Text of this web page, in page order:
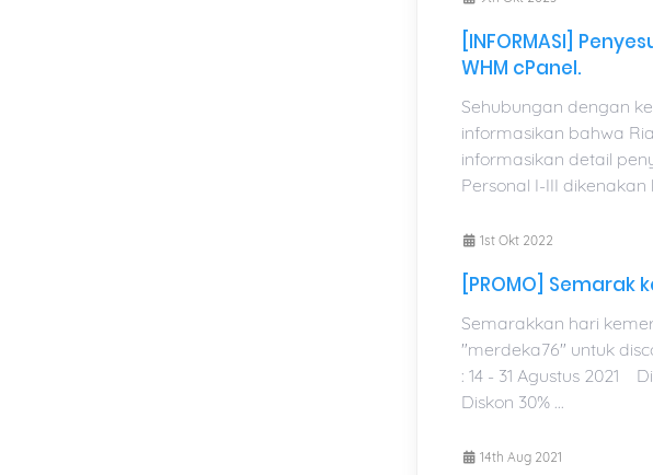
[INFORMASI]
WHM cPanel.
Sehubungan dengan
informasikan bahwa
informasikan detail
Personal I-III
1st Okt 2022
[PROMO]
Semarakkan hari
"merdeka76" untuk
: 14 - 31 Agustus 2021
Diskon 30% ...
14th Aug 2021